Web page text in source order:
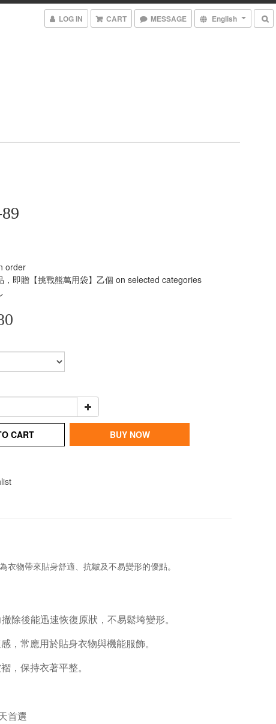
LOG IN CART MESSAGE English
order
，即贈【挑戰熊萬用袋】乙個 on selected categories
CART BUY NOW
衣物帶來貼身舒適、抗皺及不易變形的優點。
除後能迅速恢復原狀，不易鬆垮變形。
，常應用於貼身衣物與機能服飾。
，保持衣著平整。
首選